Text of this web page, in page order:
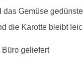
Gemüse
die Karotte bleibt